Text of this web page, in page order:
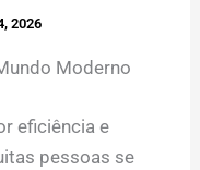
2026
Moderno
eficiência e
pessoas se